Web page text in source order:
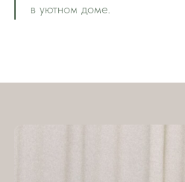
в уютном доме.